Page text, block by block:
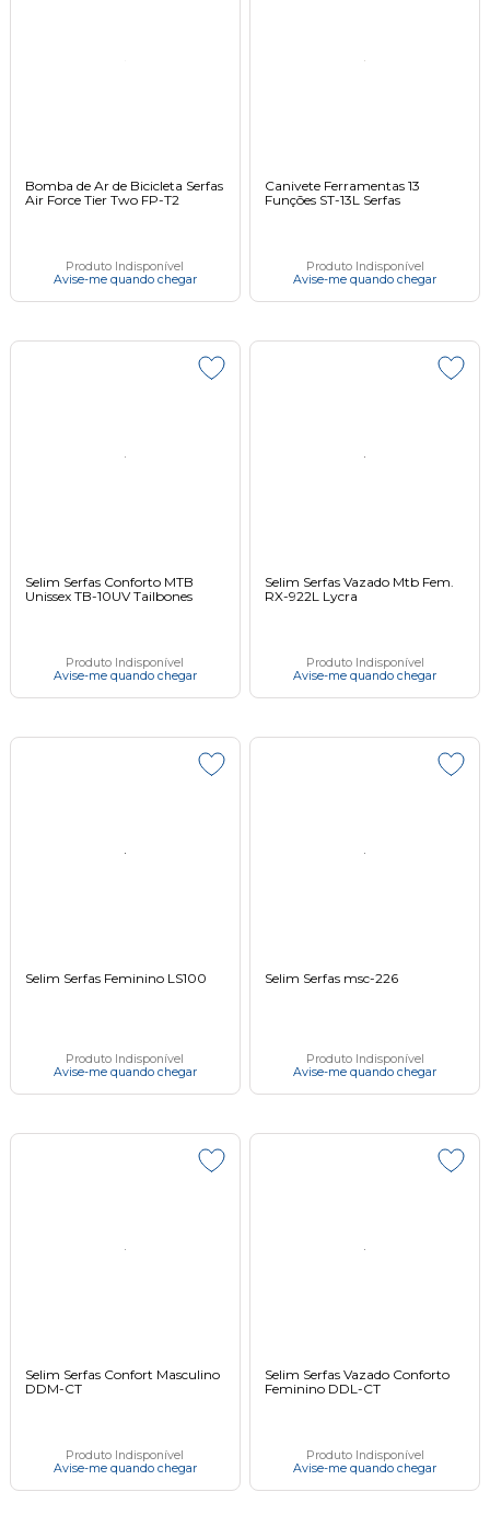
Bomba de Ar de Bicicleta Serfas
Air Force Tier Two FP-T2
Produto Indisponível
Avise-me quando chegar
Canivete Ferramentas 13
Funções ST-13L Serfas
Produto Indisponível
Avise-me quando chegar
Selim Serfas Conforto MTB
Unissex TB-10UV Tailbones
Produto Indisponível
Avise-me quando chegar
Selim Serfas Vazado Mtb Fem.
RX-922L Lycra
Produto Indisponível
Avise-me quando chegar
Selim Serfas Feminino LS100
Produto Indisponível
Avise-me quando chegar
Selim Serfas msc-226
Produto Indisponível
Avise-me quando chegar
Selim Serfas Confort Masculino
DDM-CT
Produto Indisponível
Avise-me quando chegar
Selim Serfas Vazado Conforto
Feminino DDL-CT
Produto Indisponível
Avise-me quando chegar